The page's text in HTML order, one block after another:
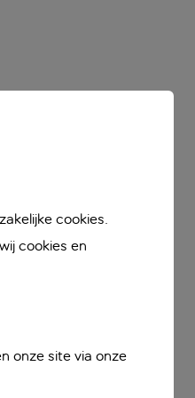
cookies.
cookies en
onze site via onze